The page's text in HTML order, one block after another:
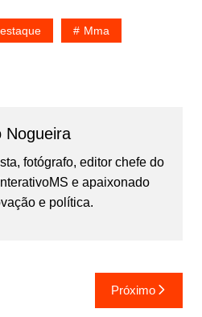
Mma
Nogueira
fotógrafo, editor chefe do
e apaixonado
e política.
Próximo